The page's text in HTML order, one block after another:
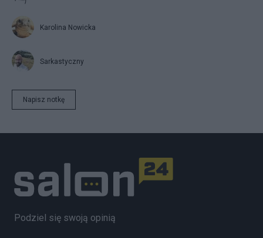
Karolina Nowicka
Sarkastyczny
Napisz notkę
Podziel się swoją opinią